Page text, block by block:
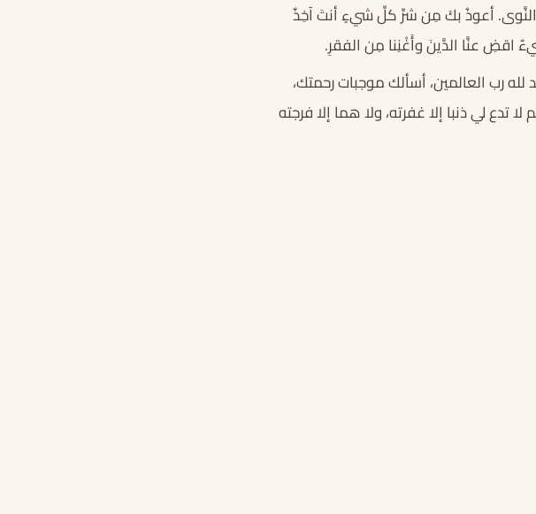
أعوذُ بكَ مِن شرِّ كلِّ شيءٍ أنتَ آخِذٌ
اقضِ عنَّا الدَّينَ وأَغْنِنا مِن الفقرِ.
لله رب العالمين، أسألك موجبات رحمتك،
لي ذنبا إلا غفرته، ولا هما إلا فرجته